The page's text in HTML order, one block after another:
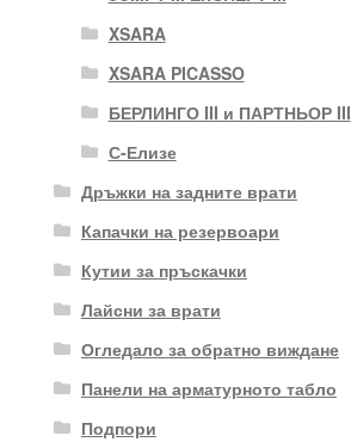
XSARA
XSARA PICASSO
БЕРЛИНГО III и ПАРТНЬОР III
С-Елизе
Дръжки на задните врати
Капачки на резервоари
Кутии за пръскачки
Лайсни за врати
Огледало за обратно виждане
Панели на арматурното табло
Подпори